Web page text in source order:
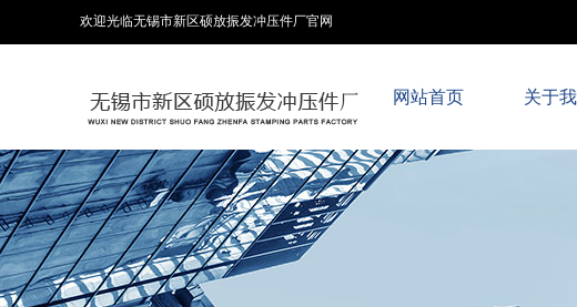
欢迎光临无锡市新区硕放振发冲压件厂官网
网站首页 关于